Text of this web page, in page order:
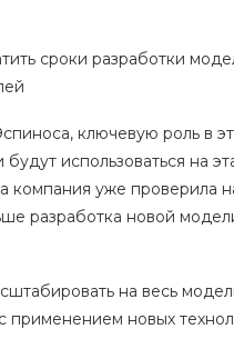
сроки разработки
ключевую роль
использоваться на
компания уже проверила
разработка новой
на весь
применением новых